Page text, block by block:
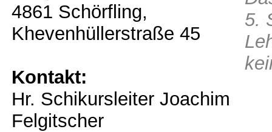
4861 Schörfling,
Khevenhüllerstraße 45
Kontakt:
Hr. Schikursleiter Joachim
Felgitscher
5.